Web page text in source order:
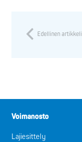
Edellinen artikkeli
Voimanosto
Lajiesittely